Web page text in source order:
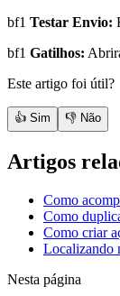
bf1 Testar Envio:
bf1 Gatilhos:
Este artigo foi útil?
👍 Sim 👎 Não
Artigos
Como
Como
Como criar
Localizando
Nesta página